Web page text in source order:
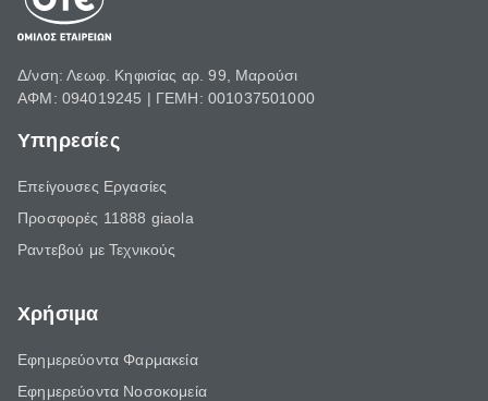
Δ/νση: Λεωφ. Κηφισίας αρ. 99, Μαρούσι
ΑΦΜ: 094019245 | ΓΕΜΗ: 001037501000
Υπηρεσίες
Επείγουσες Εργασίες
Προσφορές 11888 giaola
Ραντεβού με Τεχνικούς
Χρήσιμα
Εφημερεύοντα Φαρμακεία
Εφημερεύοντα Νοσοκομεία